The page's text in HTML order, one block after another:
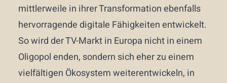
mittlerweile in ihrer Transformation ebenfalls
hervorragende digitale Fähigkeiten entwickelt.
So wird der TV-Markt in Europa nicht in einem
Oligopol enden, sondern sich eher zu einem
vielfältigen Ökosystem weiterentwickeln, in